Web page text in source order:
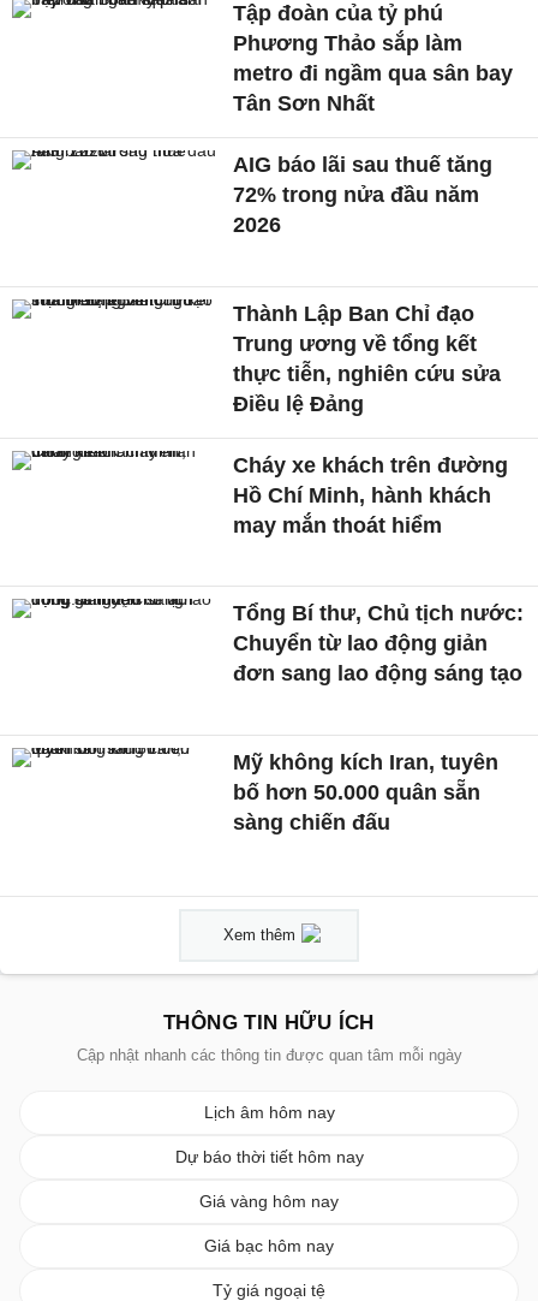
Tập đoàn của tỷ phú
Phương Thảo sắp làm
metro đi ngầm qua sân bay
Tân Sơn Nhất
AIG báo lãi sau thuế tăng
72% trong nửa đầu năm
2026
Thành Lập Ban Chỉ đạo
Trung ương về tổng kết
thực tiễn, nghiên cứu sửa
Điều lệ Đảng
Cháy xe khách trên đường
Hồ Chí Minh, hành khách
may mắn thoát hiểm
Tổng Bí thư, Chủ tịch nước:
Chuyển từ lao động giản
đơn sang lao động sáng tạo
Mỹ không kích Iran, tuyên
bố hơn 50.000 quân sẵn
sàng chiến đấu
Xem thêm
THÔNG TIN HỮU ÍCH
Cập nhật nhanh các thông tin được quan tâm mỗi ngày
Lịch âm hôm nay
Dự báo thời tiết hôm nay
Giá vàng hôm nay
Giá bạc hôm nay
Tỷ giá ngoại tệ